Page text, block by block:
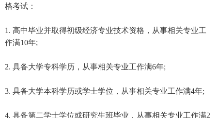
格考试：
1. 高中毕业并取得初级经济专业技术资格，从事相关专业工
作满10年;
2. 具备大学专科学历，从事相关专业工作满6年;
3. 具备大学本科学历或学士学位，从事相关专业工作满4年;
4. 具备第二学士学位或研究生班毕业，从事相关专业工作满2